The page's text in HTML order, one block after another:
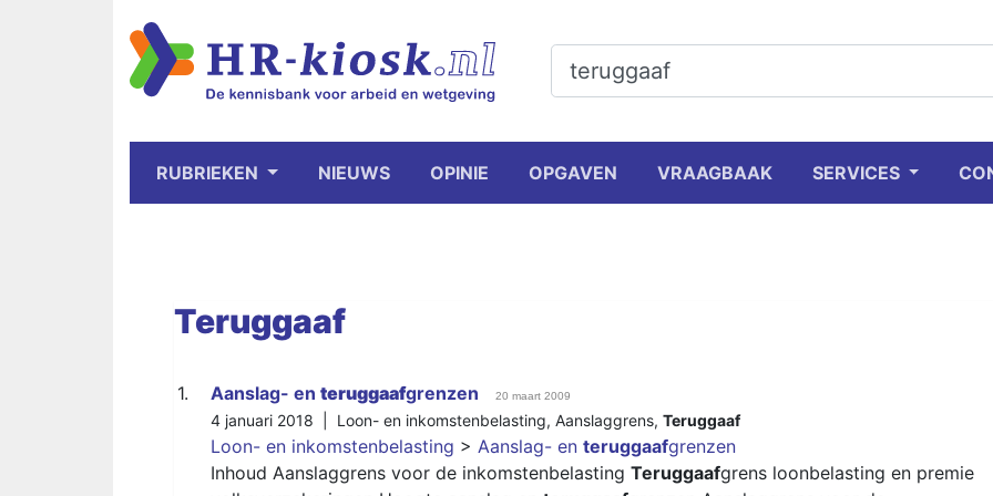
RUBRIEKEN NIEUWS OPINIE OPGAVEN VRAAGBAAK SERVICES
Teruggaaf
1. Aanslag- en teruggaafgrenzen 20 maart 2009
4 januari 2018 | Loon- en inkomstenbelasting, Aanslaggrens, Teruggaaf
Loon- en inkomstenbelasting > Aanslag- en teruggaafgrenzen
Inhoud Aanslaggrens voor de inkomstenbelasting Teruggaafgrens loonbelasting en premie